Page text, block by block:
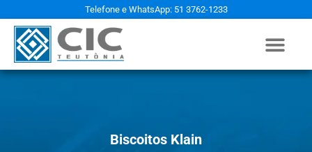
Telefone e WhatsApp: 51 3762-1233
Biscoitos Klain